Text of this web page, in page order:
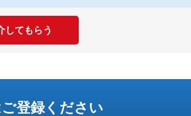
してもらう
登録ください